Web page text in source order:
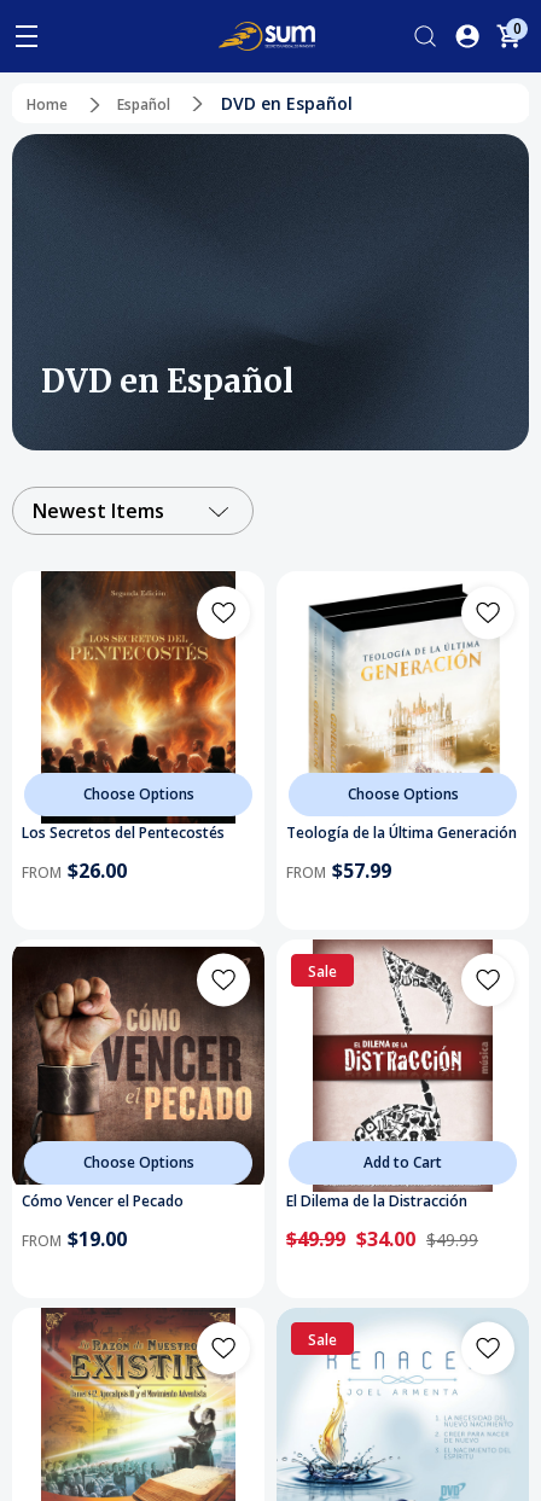
0
Home Español DVD en Español
DVD en Español
Newest Items
Choose Options
Los Secretos del Pentecostés
FROM $26.00
Choose Options
Teología de la Última Generación
FROM $57.99
Choose Options
Cómo Vencer el Pecado
FROM $19.00
Sale
Add to Cart
El Dilema de la Distracción
$49.99 $34.00 $49.99
Sale